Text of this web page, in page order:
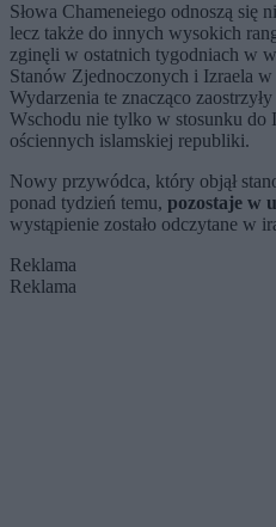
Słowa Chameneiego odnoszą się
lecz także do innych wysokich
zginęli w ostatnich tygodniach w
Stanów Zjednoczonych i Izraela
Wydarzenia te znacząco
Wschodu nie tylko w stosunku do
ościennych islamskiej republiki.
Nowy przywódca, który objął
ponad tydzień temu, pozostaje w
wystąpienie zostało odczytane w
Reklama
Reklama